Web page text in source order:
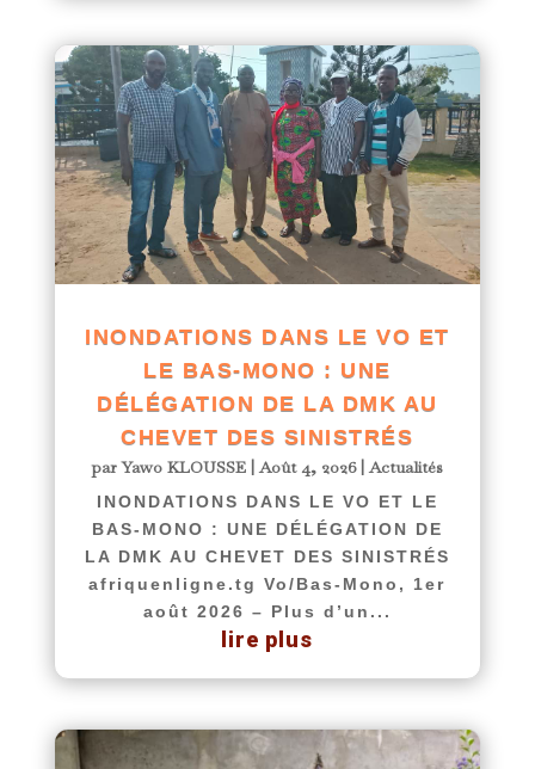
INONDATIONS DANS LE VO ET
LE BAS-MONO : UNE
DÉLÉGATION DE LA DMK AU
CHEVET DES SINISTRÉS
parYawo KLOUSSE |Août 4, 2026|Actualités
INONDATIONS DANS LE VO ET LE
BAS-MONO : UNE DÉLÉGATION DE
LA DMK AU CHEVET DES SINISTRÉS
afriquenligne.tg Vo/Bas-Mono, 1er
août 2026 – Plus d’un...
lire plus